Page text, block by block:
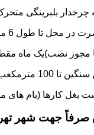
و تا 20 کیلومتر خارج از شهر